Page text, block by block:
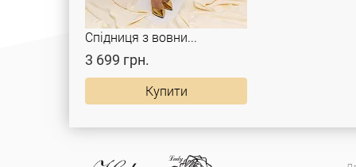
Спідниця з вовни...
3 699 грн.
Купити